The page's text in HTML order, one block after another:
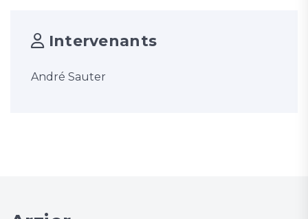
Intervenants
André Sauter